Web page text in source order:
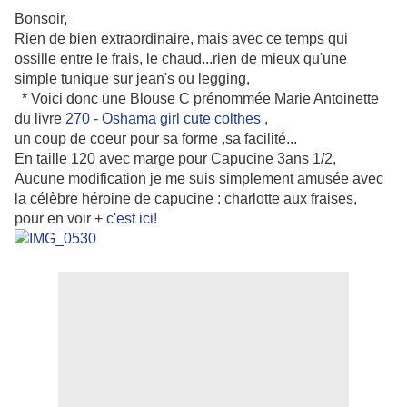
Bonsoir,
Rien de bien extraordinaire, mais avec ce temps qui
ossille entre le frais, le chaud...rien de mieux qu'une
simple tunique sur jean's ou legging,
* Voici donc une Blouse C prénommée Marie Antoinette
du livre 270 - Oshama girl cute colthes ,
un coup de coeur pour sa forme ,sa facilité...
En taille 120 avec marge pour Capucine 3ans 1/2,
Aucune modification je me suis simplement amusée avec
la célèbre héroine de capucine : charlotte aux fraises,
pour en voir + c'est ici!